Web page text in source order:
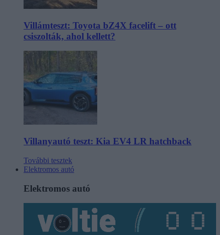
Villámteszt: Toyota bZ4X facelift – ott
csiszolták, ahol kellett?
Villanyautó teszt: Kia EV4 LR hatchback
További tesztek
Elektromos autó
Elektromos autó